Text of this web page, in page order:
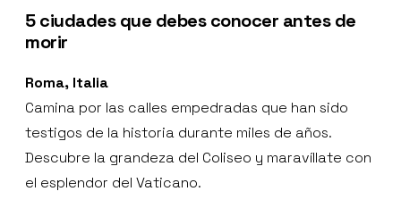
5 ciudades que debes conocer antes de
morir
Roma, Italia
Camina por las calles empedradas que han sido
testigos de la historia durante miles de años.
Descubre la grandeza del Coliseo y maravíllate con
el esplendor del Vaticano.